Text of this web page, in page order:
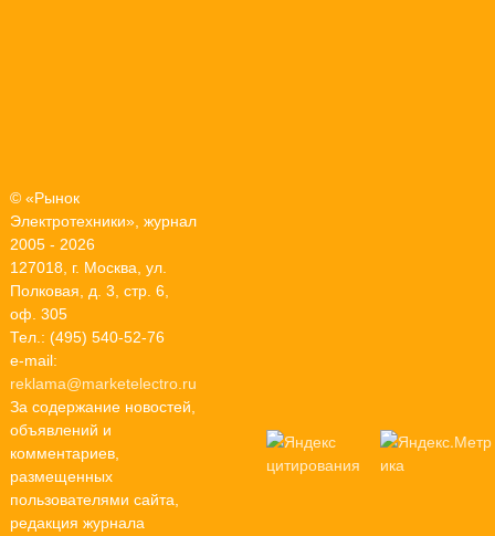
© «Рынок
Электротехники», журнал
2005 - 2026
127018, г. Москва, ул.
Полковая, д. 3, стр. 6,
оф. 305
Тел.: (495) 540-52-76
e-mail:
reklama@marketelectro.ru
За содержание новостей,
объявлений и
комментариев,
размещенных
пользователями сайта,
редакция журнала